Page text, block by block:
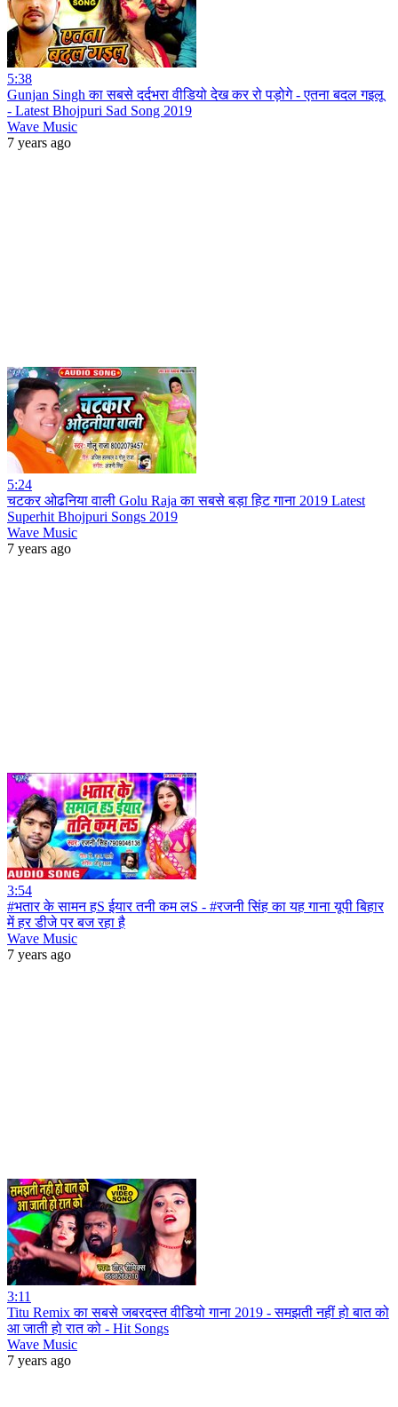
5:38
Gunjan Singh का सबसे दर्दभरा वीडियो देख कर रो पड़ोगे - एतना बदल गइलू
- Latest Bhojpuri Sad Song 2019
Wave Music
7 years ago
5:24
चटकर ओढनिया वाली Golu Raja का सबसे बड़ा हिट गाना 2019 Latest
Superhit Bhojpuri Songs 2019
Wave Music
7 years ago
3:54
#भतार के सामन हS ईयार तनी कम लS - #रजनी सिंह का यह गाना यूपी बिहार
में हर डीजे पर बज रहा है
Wave Music
7 years ago
3:11
Titu Remix का सबसे जबरदस्त वीडियो गाना 2019 - समझती नहीं हो बात को
आ जाती हो रात को - Hit Songs
Wave Music
7 years ago